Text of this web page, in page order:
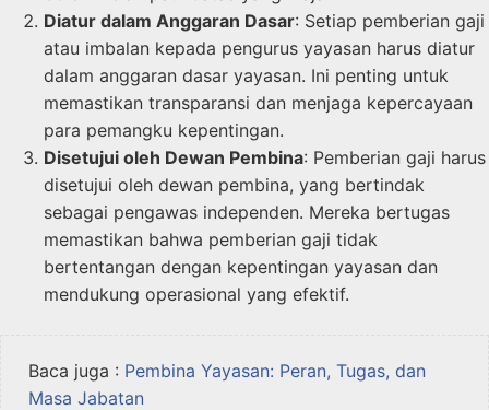
Diatur dalam Anggaran Dasar: Setiap pemberian gaji
atau imbalan kepada pengurus yayasan harus diatur
dalam anggaran dasar yayasan. Ini penting untuk
memastikan transparansi dan menjaga kepercayaan
para pemangku kepentingan.
Disetujui oleh Dewan Pembina: Pemberian gaji harus
disetujui oleh dewan pembina, yang bertindak
sebagai pengawas independen. Mereka bertugas
memastikan bahwa pemberian gaji tidak
bertentangan dengan kepentingan yayasan dan
mendukung operasional yang efektif.
Baca juga : Pembina Yayasan: Peran, Tugas, dan
Masa Jabatan